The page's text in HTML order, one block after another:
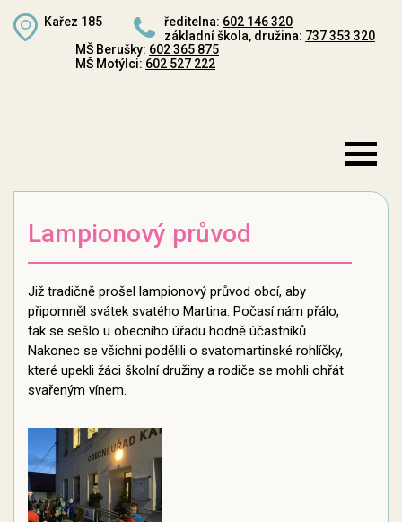
Kařez 185 ředitelna: 602 146 320
základní škola, družina: 737 353 320
MŠ Berušky: 602 365 875
MŠ Motýlci: 602 527 222
Lampionový průvod
Již tradičně prošel lampionový průvod obcí, aby
připomněl svátek svatého Martina. Počasí nám přálo,
tak se sešlo u obecního úřadu hodně účastníků.
Nakonec se všichni podělili o svatomartinské rohlíčky,
které upekli žáci školní družiny a rodiče se mohli ohřát
svařeným vínem.